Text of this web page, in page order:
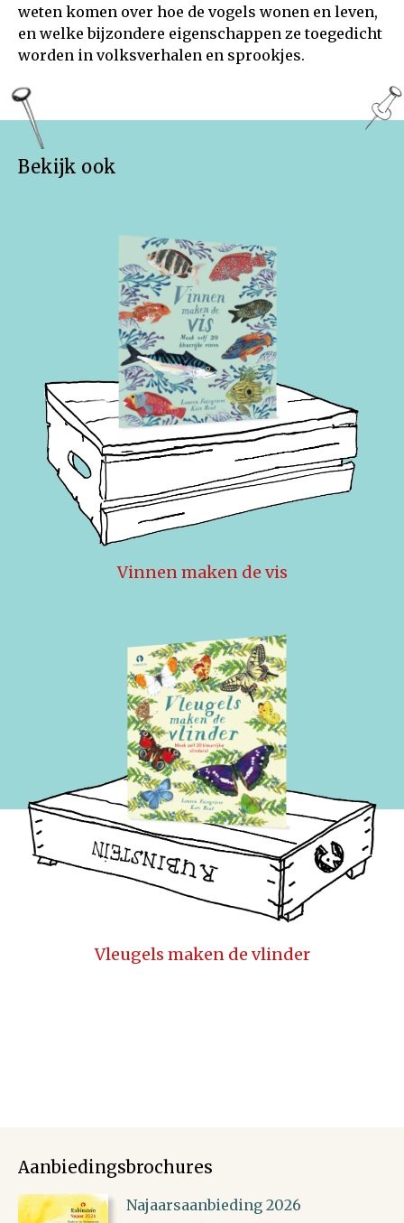
weten komen over hoe de vogels wonen en leven,
en welke bijzondere eigenschappen ze toegedicht
worden in volksverhalen en sprookjes.
Bekijk ook
Vinnen maken de vis
Vleugels maken de vlinder
Aanbiedingsbrochures
Najaarsaanbieding 2026